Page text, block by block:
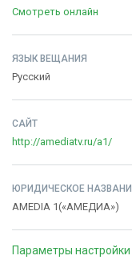
Смотреть онлайн
ЯЗЫК ВЕЩАНИЯ
Русский
САЙТ
http://amediatv.ru/a1/
ЮРИДИЧЕСКОЕ
AMEDIA 1(«АМЕДИА»)
Параметры настройки